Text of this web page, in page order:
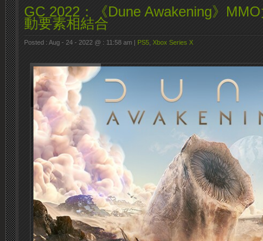
GC 2022：《Dune Awakening》
動要素相結合
Posted : Aug - 24 - 2022 @ : 11:58 am | PS5 Xbox Series X